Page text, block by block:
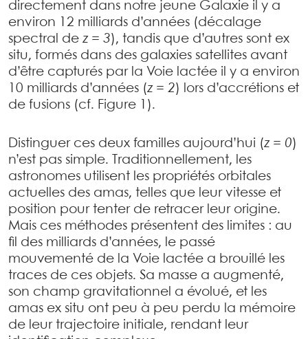
directement dans notre jeune Galaxie il y a
environ 12 milliards d’années (décalage
spectral de z = 3), tandis que d’autres sont ex
situ, formés dans des galaxies satellites avant
d’être capturés par la Voie lactée il y a environ
10 milliards d’années (z = 2) lors d’accrétions et
de fusions (cf. Figure 1).
Distinguer ces deux familles aujourd’hui (z = 0)
n’est pas simple. Traditionnellement, les
astronomes utilisent les propriétés orbitales
actuelles des amas, telles que leur vitesse et
position pour tenter de retracer leur origine.
Mais ces méthodes présentent des limites : au
fil des milliards d’années, le passé
mouvementé de la Voie lactée a brouillé les
traces de ces objets. Sa masse a augmenté,
son champ gravitationnel a évolué, et les
amas ex situ ont peu à peu perdu la mémoire
de leur trajectoire initiale, rendant leur